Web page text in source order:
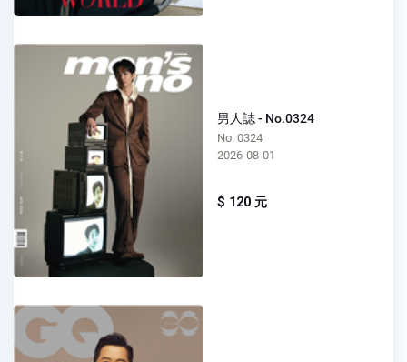
男人誌 - No.0324
No. 0324
2026-08-01
$ 120 元